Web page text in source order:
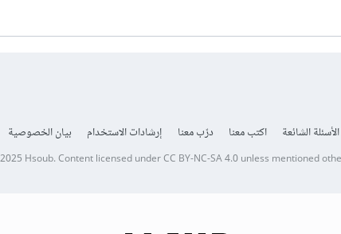
الأسئلة الشائعة اكتب معنا درّب معنا إرشادات الاستخدام بيان الخصوصية
Hsoub.Content licensed underCC BY-NC-SA 4.0unless mentioned